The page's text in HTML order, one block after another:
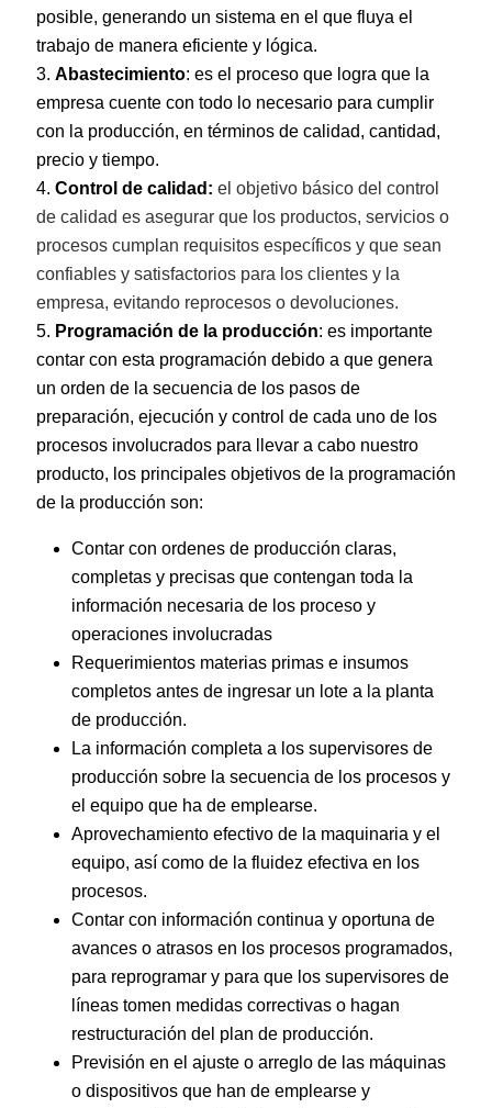
posible, generando un sistema en el que fluya el
trabajo de manera eficiente y lógica.
Abastecimiento: es el proceso que logra que la
empresa cuente con todo lo necesario para cumplir
con la producción, en términos de calidad, cantidad,
precio y tiempo.
Control de calidad: el objetivo básico del control
de calidad es asegurar que los productos, servicios o
procesos cumplan requisitos específicos y que sean
confiables y satisfactorios para los clientes y la
empresa, evitando reprocesos o devoluciones.
Programación de la producción: es importante
contar con esta programación debido a que genera
un orden de la secuencia de los pasos de
preparación, ejecución y control de cada uno de los
procesos involucrados para llevar a cabo nuestro
producto, los principales objetivos de la programación
de la producción son:
Contar con ordenes de producción claras,
completas y precisas que contengan toda la
información necesaria de los proceso y
operaciones involucradas
Requerimientos materias primas e insumos
completos antes de ingresar un lote a la planta
de producción.
La información completa a los supervisores de
producción sobre la secuencia de los procesos y
el equipo que ha de emplearse.
Aprovechamiento efectivo de la maquinaria y el
equipo, así como de la fluidez efectiva en los
procesos.
Contar con información continua y oportuna de
avances o atrasos en los procesos programados,
para reprogramar y para que los supervisores de
líneas tomen medidas correctivas o hagan
restructuración del plan de producción.
Previsión en el ajuste o arreglo de las máquinas
o dispositivos que han de emplearse y